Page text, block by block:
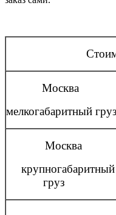
Москва
мелкогабаритный груз
Москва
крупногабаритный
груз